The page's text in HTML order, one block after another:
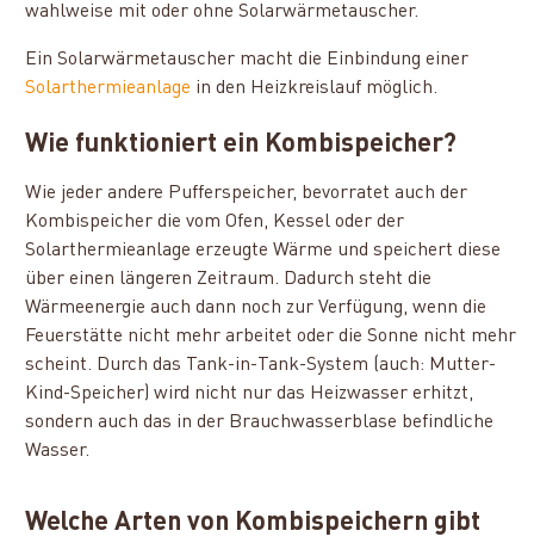
wahlweise mit oder ohne Solarwärmetauscher.
Ein Solarwärmetauscher macht die Einbindung einer
Solarthermieanlage in den Heizkreislauf möglich.
Wie funktioniert ein Kombispeicher?
Wie jeder andere Pufferspeicher, bevorratet auch der
Kombispeicher die vom Ofen, Kessel oder der
Solarthermieanlage erzeugte Wärme und speichert diese
über einen längeren Zeitraum. Dadurch steht die
Wärmeenergie auch dann noch zur Verfügung, wenn die
Feuerstätte nicht mehr arbeitet oder die Sonne nicht mehr
scheint. Durch das Tank-in-Tank-System (auch: Mutter-
Kind-Speicher) wird nicht nur das Heizwasser erhitzt,
sondern auch das in der Brauchwasserblase befindliche
Wasser.
Welche Arten von Kombispeichern gibt